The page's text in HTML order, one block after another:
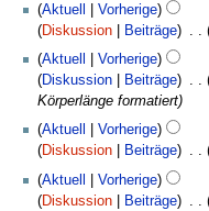
Aktuell
Vorherige
Diskussion
Beiträge
K
e
e
B
e
a
August
2012
Aktuell Vorherige
Diskussion
Beiträge
Körperlänge formatiert
6.
August
Aktuell Vorherige
Diskussion
Beiträge
K
e
Aktuell Vorherige
Diskussion
Beiträge